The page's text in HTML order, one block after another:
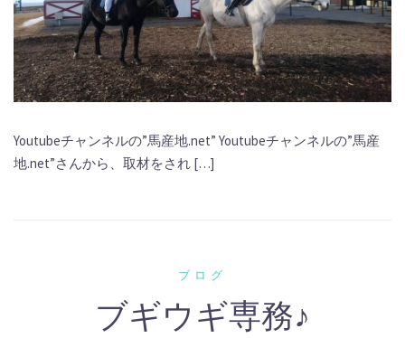
Youtubeチャンネルの”馬産地.net” Youtubeチャンネルの”馬産
地.net”さんから、取材をされ […]
ブログ
ブギウギ専務♪